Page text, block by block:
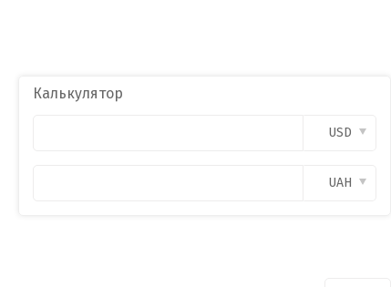
Калькулятор
USD
UAH